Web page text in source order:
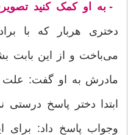
- به او کمک کنید
دختری هربار که با
می‌باخت و از این
مادرش به او گفت:
ابتدا دختر پاسخ
وجواب پاسخ داد: برای